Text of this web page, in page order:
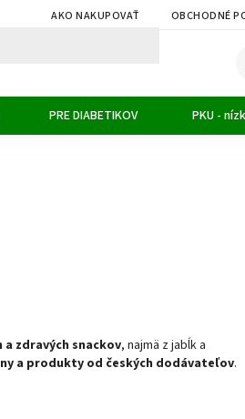
AKO NAKUPOVAŤ OBCHODNÉ
PRE DIABETIKOV PKU -
zdravých snackov, najmä z jabĺk a
a produkty od českých dodávateľov.